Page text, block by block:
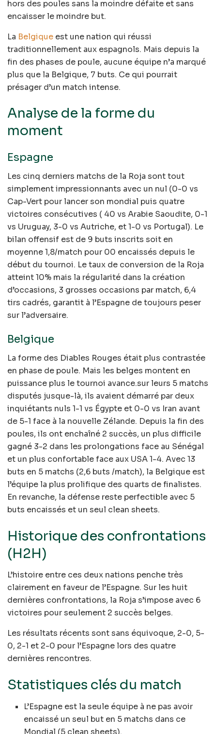
hors des poules sans la moindre défaite et sans
encaisser le moindre but.
La Belgique est une nation qui réussi
traditionnellement aux espagnols. Mais depuis la
fin des phases de poule, aucune équipe n’a marqué
plus que la Belgique, 7 buts. Ce qui pourrait
présager d’un match intense.
Analyse de la forme du
moment
Espagne
Les cinq derniers matchs de la Roja sont tout
simplement impressionnants avec un nul (0-0 vs
Cap-Vert pour lancer son mondial puis quatre
victoires consécutives ( 40 vs Arabie Saoudite, 0-1
vs Uruguay, 3-0 vs Autriche, et 1-0 vs Portugal). Le
bilan offensif est de 9 buts inscrits soit en
moyenne 1,8/match pour 00 encaissés depuis le
début du tournoi. Le taux de conversion de la Roja
atteint 10% mais la régularité dans la création
d’occasions, 3 grosses occasions par match, 6,4
tirs cadrés, garantit à l’Espagne de toujours peser
sur l’adversaire.
Belgique
La forme des Diables Rouges était plus contrastée
en phase de poule. Mais les belges montent en
puissance plus le tournoi avance.sur leurs 5 matchs
disputés jusque-là, ils avaient démarré par deux
inquiétants nuls 1-1 vs Égypte et 0-0 vs Iran avant
de 5-1 face à la nouvelle Zélande. Depuis la fin des
poules, ils ont enchaîné 2 succès, un plus difficile
gagné 3-2 dans les prolongations face au Sénégal
et un plus confortable face aux USA 1-4. Avec 13
buts en 5 matchs (2,6 buts /match), la Belgique est
l’équipe la plus prolifique des quarts de finalistes.
En revanche, la défense reste perfectible avec 5
buts encaissés et un seul clean sheets.
Historique des confrontations
(H2H)
L’histoire entre ces deux nations penche très
clairement en faveur de l’Espagne. Sur les huit
dernières confrontations, la Roja s’impose avec 6
victoires pour seulement 2 succès belges.
Les résultats récents sont sans équivoque, 2-0, 5-
0, 2-1 et 2-0 pour l’Espagne lors des quatre
dernières rencontres.
Statistiques clés du match
L’Espagne est la seule équipe à ne pas avoir
encaissé un seul but en 5 matchs dans ce
Mondial (5 clean sheets).